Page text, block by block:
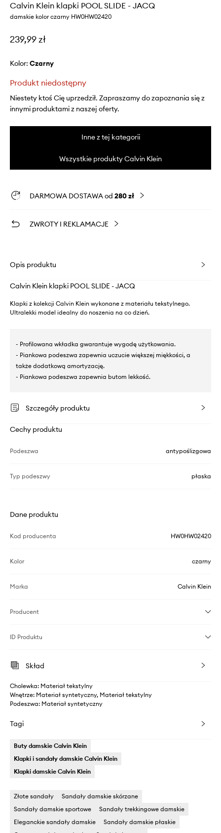
Calvin Klein klapki POOL SLIDE - JACQ
damskie kolor czarny HW0HW02420
239,99 zł
Kolor: czarny
Produkt niedostępny
Niestety ktoś Cię uprzedził. Zapraszamy do zapoznania się z
innymi produktami z naszej oferty.
Inne z tej kategorii
Wszystkie produkty Calvin Klein
DARMOWA DOSTAWA od 280 zł
ZWROTY I REKLAMACJE
Opis produktu
Calvin Klein klapki POOL SLIDE - JACQ
Klapki z kolekcji Calvin Klein wykonane z materiału tekstylnego.
Ultralekki model idealny do noszenia na co dzień.
- Profilowana wkładka gwarantuje wygodę użytkowania.
- Piankowa podeszwa zapewnia uczucie większej miękkości, a
także dodatkową amortyzację.
- Piankowa podeszwa zapewnia butom lekkość.
Szczegóły produktu
Cechy produktu
Podeszwa antypoślizgowa
Typ podeszwy płaska
Dane produktu
Kod producenta HW0HW02420
Kolor czarny
Marka Calvin Klein
Producent
ID Produktu
Skład
Cholewka: Materiał tekstylny
Wnętrze: Materiał syntetyczny, Materiał tekstylny
Podeszwa: Materiał syntetyczny
Tagi
Buty damskie Calvin Klein
Klapki i sandały damskie Calvin Klein
Klapki damskie Calvin Klein
Złote sandały
Sandały damskie skórzane
Sandały damskie sportowe
Sandały trekkingowe damskie
Eleganckie sandały damskie
Sandały damskie płaskie